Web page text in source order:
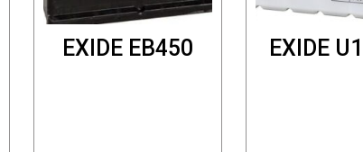
EXIDE EB450 EXIDE